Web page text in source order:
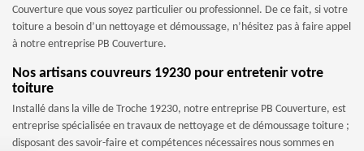
Couverture que vous soyez particulier ou professionnel. De ce fait, si votre
toiture a besoin d’un nettoyage et démoussage, n’hésitez pas à faire appel
à notre entreprise PB Couverture.
Nos artisans couvreurs 19230 pour entretenir votre
toiture
Installé dans la ville de Troche 19230, notre entreprise PB Couverture, est
entreprise spécialisée en travaux de nettoyage et de démoussage toiture ;
disposant des savoir-faire et compétences nécessaires nous sommes en